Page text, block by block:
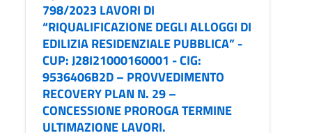
798/2023 LAVORI DI
“RIQUALIFICAZIONE DEGLI ALLOGGI DI
EDILIZIA RESIDENZIALE PUBBLICA” -
CUP: J28I21000160001 - CIG:
9536406B2D – PROVVEDIMENTO
RECOVERY PLAN N. 29 –
CONCESSIONE PROROGA TERMINE
ULTIMAZIONE LAVORI.